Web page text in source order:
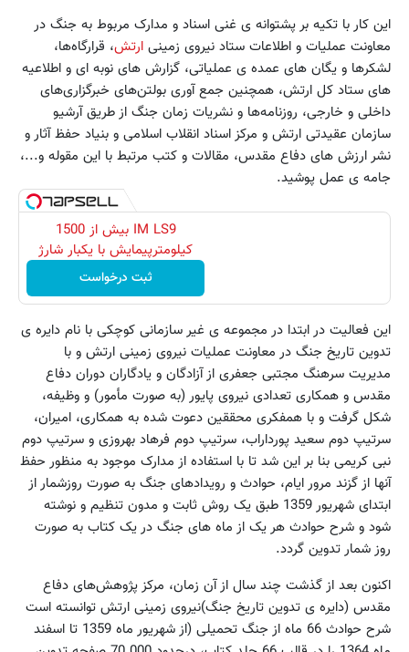
این کار با تکیه بر پشتوانه ی غنی اسناد و مدارک مربوط به جنگ در
معاونت عملیات و اطلاعات ستاد نیروی زمینی ارتش، قرارگاه‌ها،
لشکرها و یگان های عمده ی عملیاتی، گزارش های نوبه ای و اطلاعیه
های ستاد کل ارتش، همچنین جمع آوری بولتن‌های خبرگزاری‌های
داخلی و خارجی، روزنامه‌ها و نشریات زمان جنگ از طریق آرشیو
سازمان عقیدتی ارتش و مرکز اسناد انقلاب اسلامی و بنیاد حفظ آثار و
نشر ارزش های دفاع مقدس، مقالات و کتب مرتبط با این مقوله و...،
جامه ی عمل پوشید.
IM LS9 بیش از 1500
کیلومترپیمایش با یکبار شارژ
ثبت درخواست
این فعالیت در ابتدا در مجموعه ی غیر سازمانی کوچکی با نام دایره ی
تدوین تاریخ جنگ در معاونت عملیات نیروی زمینی ارتش و با
مدیریت سرهنگ مجتبی جعفری از آزادگان و یادگاران دوران دفاع
مقدس و همکاری تعدادی نیروی پایور (به صورت مأمور) و وظیفه،
شکل گرفت و با همفکری محققین دعوت شده به همکاری، امیران،
سرتیپ دوم سعید پورداراب، سرتیپ دوم فرهاد بهروزی و سرتیپ دوم
نبی کریمی بنا بر این شد تا با استفاده از مدارک موجود به منظور حفظ
آنها از گزند مرور ایام، حوادث و رویدادهای جنگ به صورت روزشمار از
ابتدای شهریور 1359 طبق یک روش ثابت و مدون تنظیم و نوشته
شود و شرح حوادث هر یک از ماه های جنگ در یک کتاب به صورت
روز شمار تدوین گردد.
اکنون بعد از گذشت چند سال از آن زمان، مرکز پژوهش‌های دفاع
مقدس (دایره ی تدوین تاریخ جنگ)نیروی زمینی ارتش توانسته است
شرح حوادث 66 ماه از جنگ تحمیلی (از شهریور ماه 1359 تا اسفند